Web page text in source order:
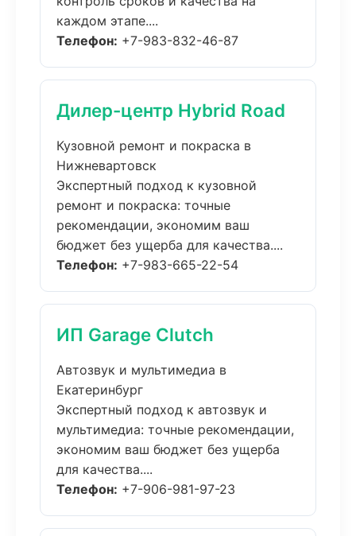
каждом этапе....
Телефон: +7-983-832-46-87
Дилер-центр Hybrid Road
Кузовной ремонт и покраска в
Нижневартовск
Экспертный подход к кузовной
ремонт и покраска: точные
рекомендации, экономим ваш
бюджет без ущерба для качества....
Телефон: +7-983-665-22-54
ИП Garage Clutch
Автозвук и мультимедиа в
Екатеринбург
Экспертный подход к автозвук и
мультимедиа: точные рекомендации,
экономим ваш бюджет без ущерба
для качества....
Телефон: +7-906-981-97-23